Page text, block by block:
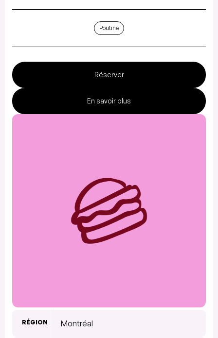
Poutine
Réserver
En savoir plus
RÉGION Montréal